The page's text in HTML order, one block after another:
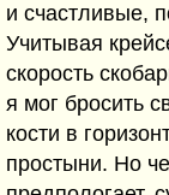
и счастливые,
Учитывая
скорость
я мог бросить
кости в
простыни. Но